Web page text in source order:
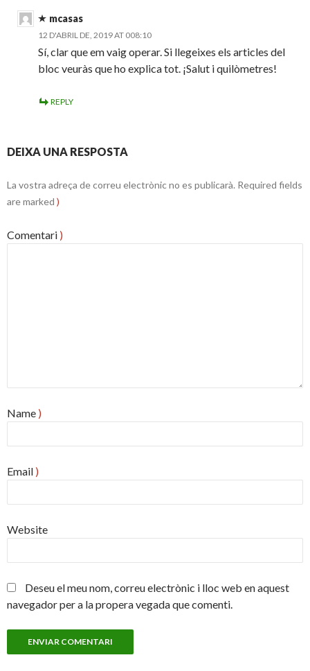
mcasas
12 D'ABRIL DE, 2019 AT 008:10
Sí, clar que em vaig operar. Si llegeixes els articles del
bloc veuràs que ho explica tot. ¡Salut i quilòmetres!
REPLY
DEIXA UNA RESPOSTA
La vostra adreça de correu electrònic no es publicarà. Required fields
are marked )
Comentari )
Name )
Email )
Website
Deseu el meu nom, correu electrònic i lloc web en aquest
navegador per a la propera vegada que comenti.